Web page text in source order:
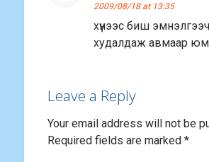
2009/08/18 at 13:35
хүнээс биш эмнэлгээч
худалдаж авмаар
Leave a Reply
Your email address will not be
Required fields are marked *